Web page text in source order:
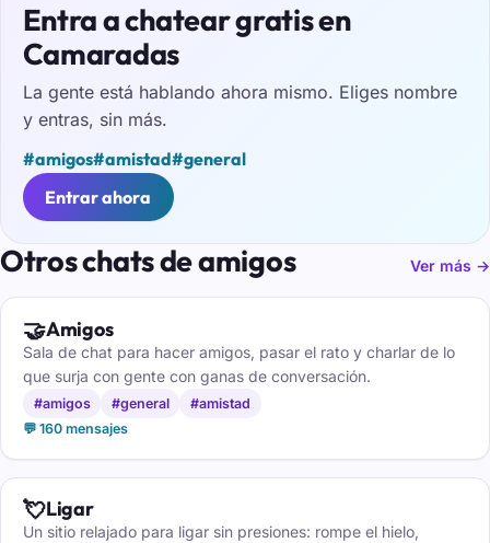
Entra a chatear gratis en
Camaradas
La gente está hablando ahora mismo. Eliges nombre
y entras, sin más.
#amigos#amistad#general
Entrar ahora
Otros chats de amigos Ver más →
🤝Amigos
Sala de chat para hacer amigos, pasar el rato y charlar de lo
que surja con gente con ganas de conversación.
#amigos #general
#amistad
💬 160 mensajes
💘Ligar
Un sitio relajado para ligar sin presiones: rompe el hielo,